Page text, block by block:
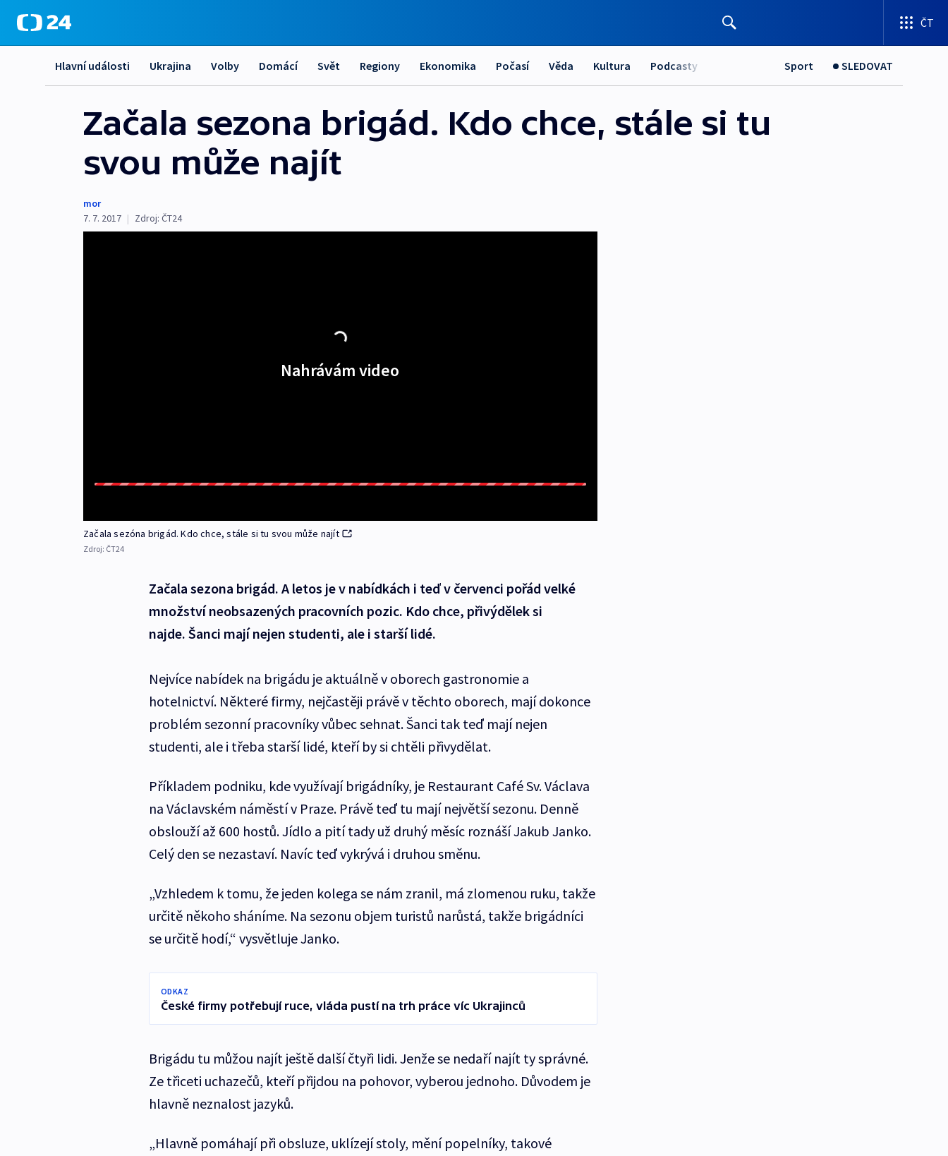
ČT
Hlavní události Ukrajina Volby Domácí Svět Regiony Ekonomika Počasí Věda Kultura Podcasty Sport SLEDOVAT
Začala sezona brigád. Kdo chce, stále si tu
svou může najít
mor
7. 7. 2017 | Zdroj: ČT24
Nahrávám video
Začala sezóna brigád. Kdo chce, stále si tu svou může najít
Zdroj: ČT24
Začala sezona brigád. A letos je v nabídkách i teď v červenci pořád velké
množství neobsazených pracovních pozic. Kdo chce, přivýdělek si
najde. Šanci mají nejen studenti, ale i starší lidé.
Nejvíce nabídek na brigádu je aktuálně v oborech gastronomie a
hotelnictví. Některé firmy, nejčastěji právě v těchto oborech, mají dokonce
problém sezonní pracovníky vůbec sehnat. Šanci tak teď mají nejen
studenti, ale i třeba starší lidé, kteří by si chtěli přivydělat.
Příkladem podniku, kde využívají brigádníky, je Restaurant Café Sv. Václava
na Václavském náměstí v Praze. Právě teď tu mají největší sezonu. Denně
obslouží až 600 hostů. Jídlo a pití tady už druhý měsíc roznáší Jakub Janko.
Celý den se nezastaví. Navíc teď vykrývá i druhou směnu.
„Vzhledem k tomu, že jeden kolega se nám zranil, má zlomenou ruku, takže
určitě někoho sháníme. Na sezonu objem turistů narůstá, takže brigádníci
se určitě hodí,“ vysvětluje Janko.
ODKAZ
České firmy potřebují ruce, vláda pustí na trh práce víc Ukrajinců
Brigádu tu můžou najít ještě další čtyři lidi. Jenže se nedaří najít ty správné.
Ze třiceti uchazečů, kteří přijdou na pohovor, vyberou jednoho. Důvodem je
hlavně neznalost jazyků.
„Hlavně pomáhají při obsluze, uklízejí stoly, mění popelníky, takové